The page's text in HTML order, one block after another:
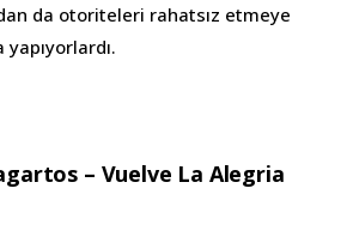
da otoriteleri rahatsız etmeye
– Vuelve La Alegria